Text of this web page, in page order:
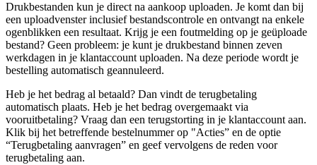
Drukbestanden kun je direct na aankoop uploaden. Je komt dan bij
een uploadvenster inclusief bestandscontrole en ontvangt na enkele
ogenblikken een resultaat. Krijg je een foutmelding op je geüploade
bestand? Geen probleem: je kunt je drukbestand binnen zeven
werkdagen in je klantaccount uploaden. Na deze periode wordt je
bestelling automatisch geannuleerd.
Heb je het bedrag al betaald? Dan vindt de terugbetaling
automatisch plaats. Heb je het bedrag overgemaakt via
vooruitbetaling? Vraag dan een terugstorting in je klantaccount aan.
Klik bij het betreffende bestelnummer op "Acties” en de optie
“Terugbetaling aanvragen” en geef vervolgens de reden voor
terugbetaling aan.